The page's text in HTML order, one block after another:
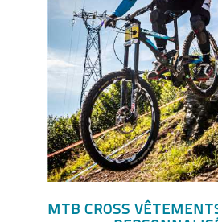
MTB CROSS